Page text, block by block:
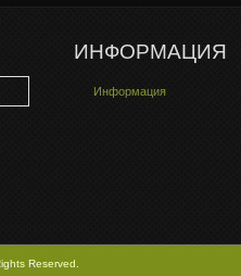
ИНФОРМАЦИЯ
Информация
Reserved.